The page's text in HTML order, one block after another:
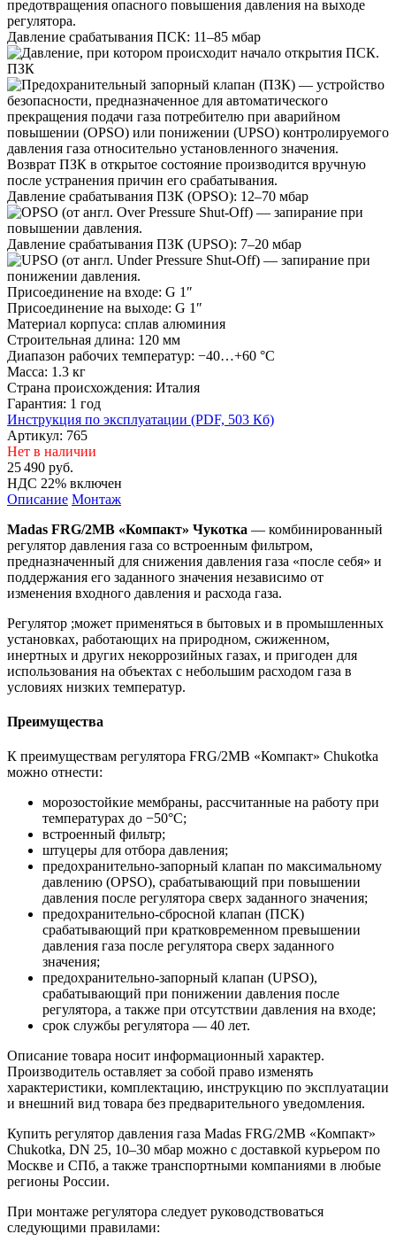
Давление срабатывания ПСК: 11–85 мбар
ПЗК
Давление срабатывания ПЗК (OPSO): 12–70 мбар
Давление срабатывания ПЗК (UPSO): 7–20 мбар
Присоединение на входе: G 1″
Присоединение на выходе: G 1″
Материал корпуса: сплав алюминия
Строительная длина: 120 мм
Диапазон рабочих температур: −40…+60 °C
Масса: 1.3 кг
Страна происхождения: Италия
Гарантия: 1 год
Инструкция по эксплуатации (PDF, 503 Кб)
Артикул: 765
Нет в наличии
25 490 руб.
НДС 22% включен
Описание Монтаж
Madas FRG/2MB «Компакт» Чукотка — комбинированный
регулятор давления газа со встроенным фильтром,
предназначенный для снижения давления газа «после себя» и
поддержания его заданного значения независимо от
изменения входного давления и расхода газа.
Регулятор ;может применяться в бытовых и в промышленных
установках, работающих на природном, сжиженном,
инертных и других некоррозийных газах, и пригоден для
использования на объектах с небольшим расходом газа в
условиях низких температур.
Преимущества
К преимуществам регулятора FRG/2MB «Компакт» Chukotka
можно отнести:
морозостойкие мембраны, рассчитанные на работу при
температурах до −50°C;
встроенный фильтр;
штуцеры для отбора давления;
предохранительно-запорный клапан по максимальному
давлению (OPSO), срабатывающий при повышении
давления после регулятора сверх заданного значения;
предохранительно-сбросной клапан (ПСК)
срабатывающий при кратковременном превышении
давления газа после регулятора сверх заданного
значения;
предохранительно-запорный клапан (UPSO),
срабатывающий при понижении давления после
регулятора, а также при отсутствии давления на входе;
срок службы регулятора — 40 лет.
Описание товара носит информационный характер.
Производитель оставляет за собой право изменять
характеристики, комплектацию, инструкцию по эксплуатации
и внешний вид товара без предварительного уведомления.
Купить регулятор давления газа Madas FRG/2MB «Компакт»
Chukotka, DN 25, 10–30 мбар можно с доставкой курьером по
Москве и СПб, а также транспортными компаниями в любые
регионы России.
При монтаже регулятора следует руководствоваться
следующими правилами: